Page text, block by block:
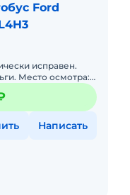
Ford
исправен.
Место осмотра:
в будние дни с
Написать